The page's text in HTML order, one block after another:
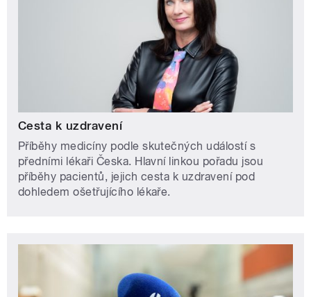
Cesta k uzdravení
Příběhy medicíny podle skutečných událostí s
předními lékaři Česka. Hlavní linkou pořadu jsou
příběhy pacientů, jejich cesta k uzdravení pod
dohledem ošetřujícího lékaře.